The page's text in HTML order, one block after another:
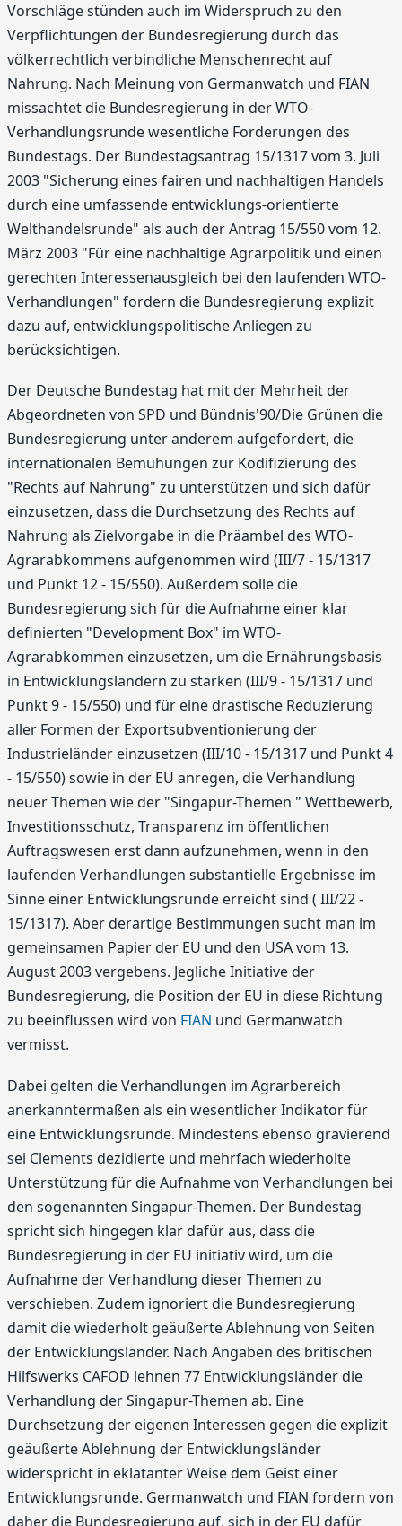
Vorschläge stünden auch im Widerspruch zu den
Verpflichtungen der Bundesregierung durch das
völkerrechtlich verbindliche Menschenrecht auf
Nahrung. Nach Meinung von Germanwatch und FIAN
missachtet die Bundesregierung in der WTO-
Verhandlungsrunde wesentliche Forderungen des
Bundestags. Der Bundestagsantrag 15/1317 vom 3. Juli
2003 "Sicherung eines fairen und nachhaltigen Handels
durch eine umfassende entwicklungs-orientierte
Welthandelsrunde" als auch der Antrag 15/550 vom 12.
März 2003 "Für eine nachhaltige Agrarpolitik und einen
gerechten Interessenausgleich bei den laufenden WTO-
Verhandlungen" fordern die Bundesregierung explizit
dazu auf, entwicklungspolitische Anliegen zu
berücksichtigen.
Der Deutsche Bundestag hat mit der Mehrheit der
Abgeordneten von SPD und Bündnis'90/Die Grünen die
Bundesregierung unter anderem aufgefordert, die
internationalen Bemühungen zur Kodifizierung des
"Rechts auf Nahrung" zu unterstützen und sich dafür
einzusetzen, dass die Durchsetzung des Rechts auf
Nahrung als Zielvorgabe in die Präambel des WTO-
Agrarabkommens aufgenommen wird (III/7 - 15/1317
und Punkt 12 - 15/550). Außerdem solle die
Bundesregierung sich für die Aufnahme einer klar
definierten "Development Box" im WTO-
Agrarabkommen einzusetzen, um die Ernährungsbasis
in Entwicklungsländern zu stärken (III/9 - 15/1317 und
Punkt 9 - 15/550) und für eine drastische Reduzierung
aller Formen der Exportsubventionierung der
Industrieländer einzusetzen (III/10 - 15/1317 und Punkt 4
- 15/550) sowie in der EU anregen, die Verhandlung
neuer Themen wie der "Singapur-Themen " Wettbewerb,
Investitionsschutz, Transparenz im öffentlichen
Auftragswesen erst dann aufzunehmen, wenn in den
laufenden Verhandlungen substantielle Ergebnisse im
Sinne einer Entwicklungsrunde erreicht sind ( III/22 -
15/1317). Aber derartige Bestimmungen sucht man im
gemeinsamen Papier der EU und den USA vom 13.
August 2003 vergebens. Jegliche Initiative der
Bundesregierung, die Position der EU in diese Richtung
zu beeinflussen wird von FIAN und Germanwatch
vermisst.
Dabei gelten die Verhandlungen im Agrarbereich
anerkanntermaßen als ein wesentlicher Indikator für
eine Entwicklungsrunde. Mindestens ebenso gravierend
sei Clements dezidierte und mehrfach wiederholte
Unterstützung für die Aufnahme von Verhandlungen bei
den sogenannten Singapur-Themen. Der Bundestag
spricht sich hingegen klar dafür aus, dass die
Bundesregierung in der EU initiativ wird, um die
Aufnahme der Verhandlung dieser Themen zu
verschieben. Zudem ignoriert die Bundesregierung
damit die wiederholt geäußerte Ablehnung von Seiten
der Entwicklungsländer. Nach Angaben des britischen
Hilfswerks CAFOD lehnen 77 Entwicklungsländer die
Verhandlung der Singapur-Themen ab. Eine
Durchsetzung der eigenen Interessen gegen die explizit
geäußerte Ablehnung der Entwicklungsländer
widerspricht in eklatanter Weise dem Geist einer
Entwicklungsrunde. Germanwatch und FIAN fordern von
daher die Bundesregierung auf, sich in der EU dafür